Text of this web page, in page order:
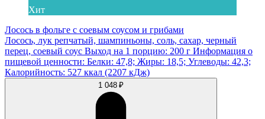
Хит
Лосось в фольге с соевым соусом и грибами
Лосось, лук репчатый, шампиньоны, соль, сахар, черный
перец, соевый соус Выход на 1 порцию: 200 г Информация о
пищевой ценности: Белки: 47,8; Жиры: 18,5; Углеводы: 42,3;
Калорийность: 527 ккал (2207 кДж)
1 048 ₽